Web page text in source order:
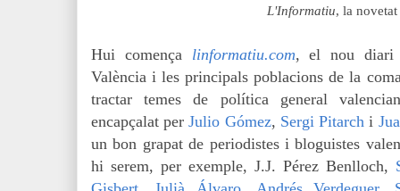
L'Informatiu, la
Hui comença linformatiu.com, el nou diari
València i les principals poblacions de la
tractar temes de política general
encapçalat perJulio Gómez, Sergi Pitarch i
un bon grapat de periodistes i bloguistes
hi serem, per exemple, J.J. Pérez Benlloch,